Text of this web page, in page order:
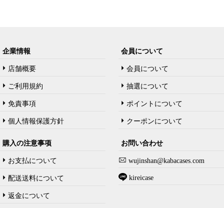
企業情報
店舗概要
ご利用規約
免責事項
個人情報保護方針
会員について
会員について
抽選について
ポイントについて
クーポンについて
購入の注意事项
お支払について
配送送料について
返金について
お問い合わせ
wujinshan@kabacases.com
kireicase